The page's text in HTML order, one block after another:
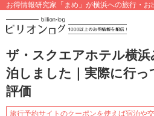
お得情報研究家「まめ」が横浜への旅行・お
ザ・スクエアホテル横
泊しました｜実際に行っ
評価
旅行予約サイトのクーポンを使えば宿泊や